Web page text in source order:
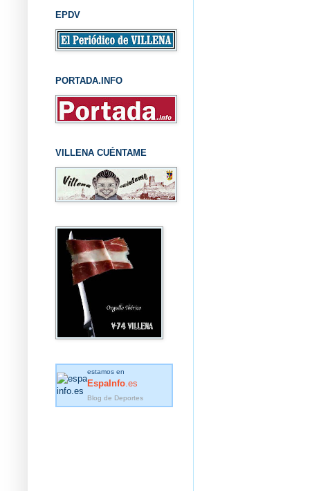
EPDV
PORTADA.INFO
VILLENA CUÉNTAME
estamos en
EspaInfo .es
Blog de Deportes